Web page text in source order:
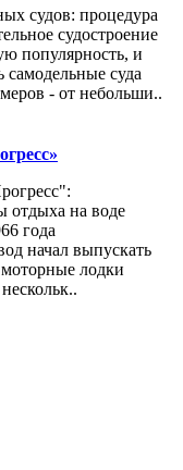
судов: процедура
судостроение
популярность, и
самодельные суда
- от небольши..
отдыха на воде
года
начал выпускать
лодки